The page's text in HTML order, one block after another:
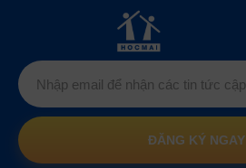
ĐĂNG KÝ NGAY